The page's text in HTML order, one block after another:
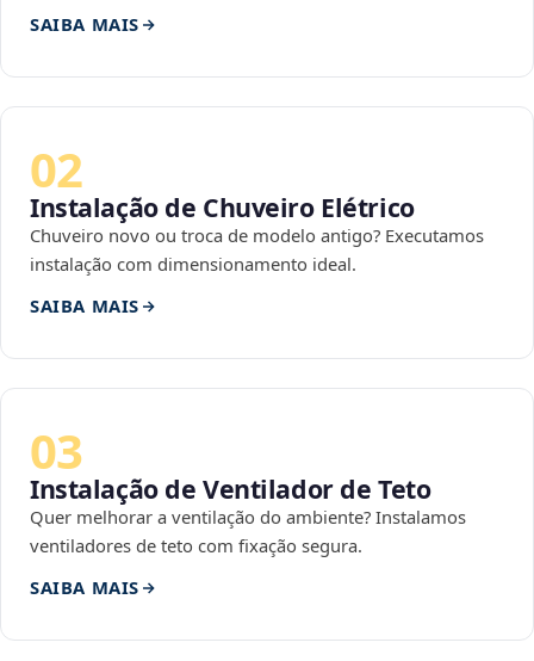
SAIBA MAIS
02
Instalação de Chuveiro Elétrico
Chuveiro novo ou troca de modelo antigo? Executamos
instalação com dimensionamento ideal.
SAIBA MAIS
03
Instalação de Ventilador de Teto
Quer melhorar a ventilação do ambiente? Instalamos
ventiladores de teto com fixação segura.
SAIBA MAIS